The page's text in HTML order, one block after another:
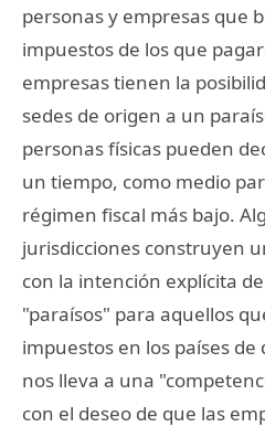
personas y empresas que
impuestos de los que
empresas tienen la
sedes de origen a un
personas físicas pueden
un tiempo, como medio
régimen fiscal más bajo.
jurisdicciones construyen
con la intención explícita
"paraísos" para aquellos
impuestos en los países
nos lleva a una
con el deseo de que las